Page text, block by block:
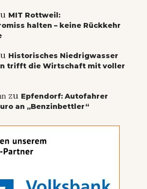
MIT Rottweil:
halten – keine Rückkehr
Historisches Niedrigwasser
trifft die Wirtschaft mit voller
zu Epfendorf: Autofahrer
an „Benzinbettler“